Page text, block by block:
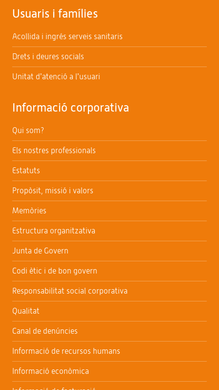
Usuaris i famílies
Acollida i ingrés serveis sanitaris
Drets i deures socials
Unitat d’atenció a l’usuari
Informació corporativa
Qui som?
Els nostres professionals
Estatuts
Propòsit, missió i valors
Memòries
Estructura organitzativa
Junta de Govern
Codi ètic i de bon govern
Responsabilitat social corporativa
Qualitat
Canal de denúncies
Informació de recursos humans
Informació econòmica